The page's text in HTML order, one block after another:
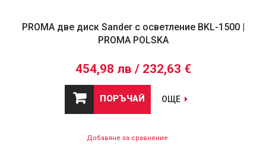
PROMA две диск Sander с осветление BKL-1500 |
PROMA POLSKA
454,98 лв / 232,63 €
ПОРЪЧАЙ ОЩЕ
Добавяне за сравнение